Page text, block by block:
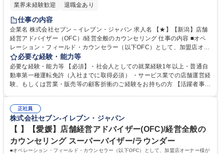
業界未経験歓迎
退職金あり
仕事の内容
企業名 株式会社セブン－イレブン・ジャパン 求人名 【★】【新潟】店舗
経営アドバイザー（OFC）/経営全般のカウンセリング 仕事の内容 ■オペ
レーション・フィールド・カウンセラー（以下OFC）として、加盟店オー
ナー様が経営するコンビニエンスストアに対して、経営全般に関わる支援
を担います。定量データに基づく運営支援業務をお任せします。 【業務
例】商圏分析、競合調査、売上や販売数等データ分析、売場確認、発注や
売場作りアドバイス、個店行為計画の作成、従業員教育サポート等がござ
オーナー様の方針もふまえた個店カウンセリングへと繋げていきます。 募
集職種 【★】【新潟】店舗経営アドバイザー（OFC）/経営全般のカウン
セリング
必要な経験・能力等
必要な経験・能力等 【必須】・社会人としての就業経験1年以上・普通自
動車第一種運転免許（入社までに取得必須） ・サービス業での店舗運営経
験、もしくは営業・販売等の顧客折衝のご経験をお持ちの方 【活躍者事
フプランの変更に合わせた働き方が可能な制度があります。 ・ＯＦＣ職限
定、エリアを限定して働く制度 ※エリア内転勤は有り ・育児や介護等に
て、転勤無しになる制度 ・育児や介護等にて、短時間で働く制度 学歴・
資格 学歴：大学院 大学 高専 短大 専修学校 高校 語学力： 資格：第一種運
転免許普通自動車
正社員
株式会社セブン-イレブン・ジャパン
【 】【愛媛】店舗経営アドバイザー(OFC)/経営全般の
カウンセリング スーパーバイザー/ラウンダー
■オペレーション・フィールド・カウンセラー（以下OFC）として、加盟店オーナー様が